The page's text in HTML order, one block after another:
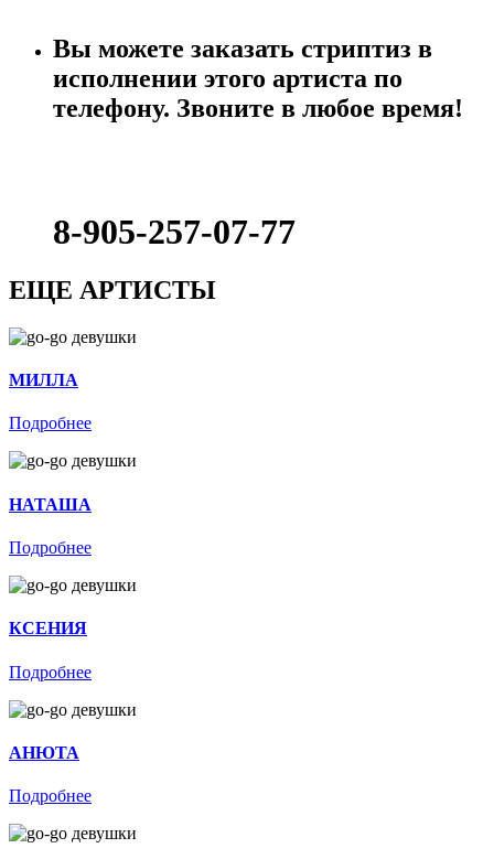
Вы можете заказать стриптиз в
исполнении этого артиста по
телефону. Звоните в любое время!
8-905-257-07-77
ЕЩЕ АРТИСТЫ
МИЛЛА
Подробнее
НАТАША
Подробнее
КСЕНИЯ
Подробнее
АНЮТА
Подробнее